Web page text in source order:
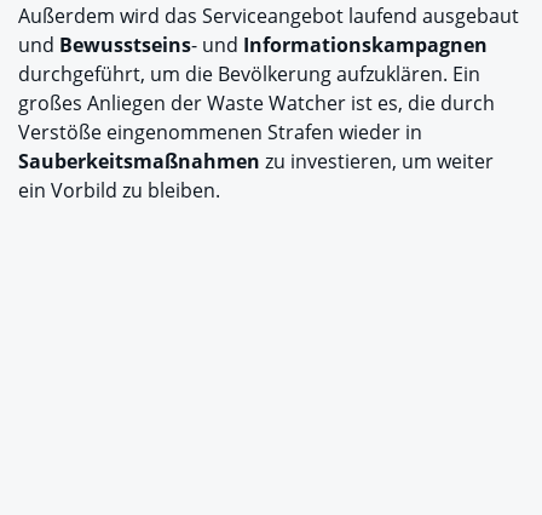
Außerdem wird das Serviceangebot laufend ausgebaut
und Bewusstseins- und Informationskampagnen
durchgeführt, um die Bevölkerung aufzuklären. Ein
großes Anliegen der Waste Watcher ist es, die durch
Verstöße eingenommenen Strafen wieder in
Sauberkeitsmaßnahmen zu investieren, um weiter
ein Vorbild zu bleiben.